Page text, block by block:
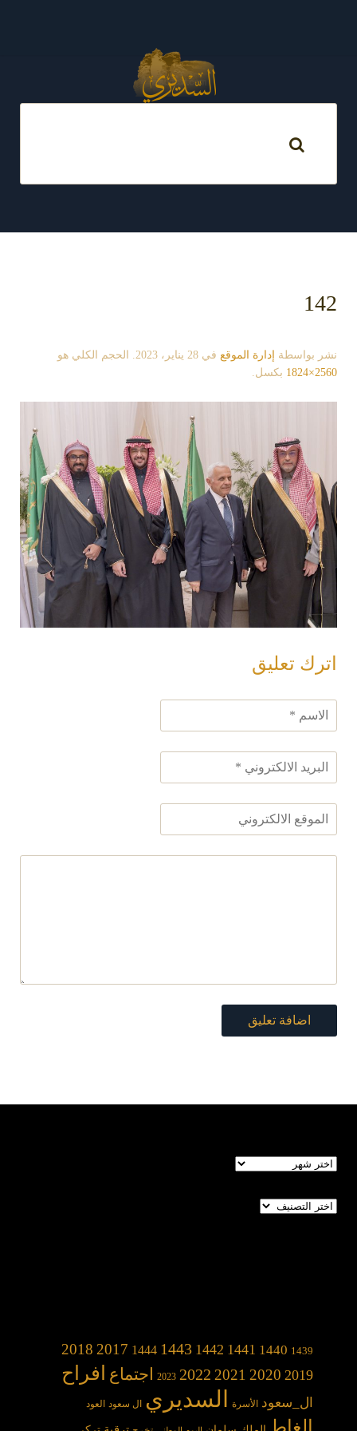
142
نشر بواسطة إدارة الموقع في 28 يناير، 2023
. الحجم الكلي هو
2560×1824
بكسل.
اترك تعليق
اضافة تعليق
الأرشيف
تصنيفات
1439
1440
1441
1442
1443
1444
2017
2018
2019
2020
2021
2022
2023 اجتماع افراح
ال_سعود الأسرة السديري ال سعود العود